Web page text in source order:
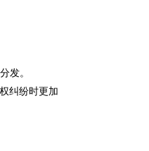
发。
纠纷时更加